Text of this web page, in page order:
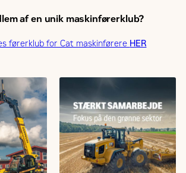
af en unik maskinførerklub?
førerklub for Cat maskinførere HER